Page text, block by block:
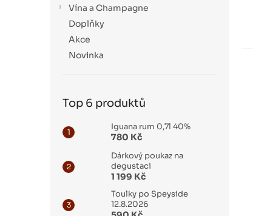
Vína a Champagne
Doplňky
Akce
Novinka
Top 6 produktů
Iguana rum 0,7l 40%
780 Kč
Dárkový poukaz na
degustaci
1 199 Kč
Toulky po Speyside
12.8.2026